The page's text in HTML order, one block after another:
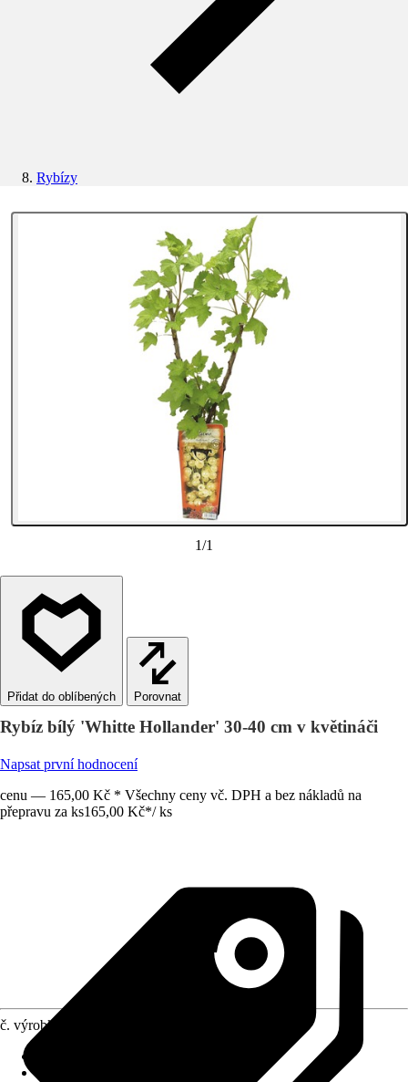
Rybízy
1/1
Porovnat
Rybíz bílý 'Whitte Hollander' 30-40 cm v květináči
Napsat první hodnocení
cenu — 165,00 Kč * Všechny ceny vč. DPH a bez nákladů na
přepravu za ks165,00 Kč*/ ks
č. výrobku